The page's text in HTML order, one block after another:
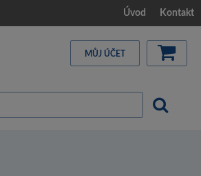
Úvod Kontakt
MŮJ ÚČET